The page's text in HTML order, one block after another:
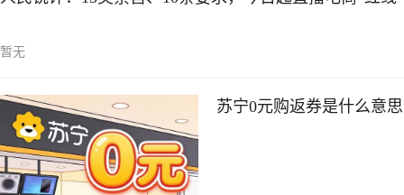
暂无
苏宁0元购返券是什么意